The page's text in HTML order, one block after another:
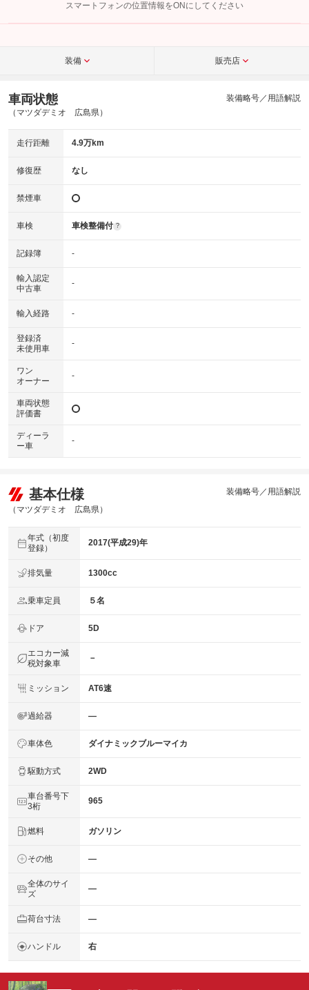
こちら
スマートフォンの位置情報をONにしてください
装備 販売店
車両状態
（マツダデミオ 広島県）
装備略号／用語解説
走行距離 4.9万km
修復歴 なし
禁煙車
車検 車検整備付 ?
記録簿 -
輸入認定
中古車
-
輸入経路 -
登録済
未使用車
-
ワン
オーナー
-
車両状態
評価書
ディーラ
ー車
-
基本仕様
（マツダデミオ 広島県）
装備略号／用語解説
年式（初度
登録）
2017(平成29)年
排気量 1300cc
乗車定員 ５名
ドア 5D
エコカー減
税対象車
－
ミッション AT6速
過給器 ―
車体色 ダイナミックブルーマイカ
駆動方式 2WD
車台番号下
3桁
965
燃料 ガソリン
その他 ―
全体のサイ
ズ
―
荷台寸法 ―
ハンドル 右